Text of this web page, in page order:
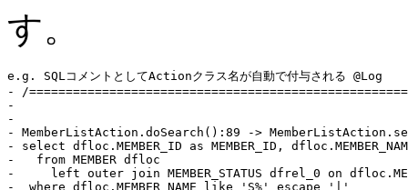
す。
e.g. SQLコメントとしてActionクラス名が自動で付与される @Log
- /
-
-
- MemberListAction.doSearch():89 ->
- select dfloc.MEMBER_ID as MEMBER_ID,
- from MEMBER dfloc
- left outer join MEMBER_STATUS dfrel_0 on
- where dfloc.MEMBER_NAME like 'S%' escape
'|'